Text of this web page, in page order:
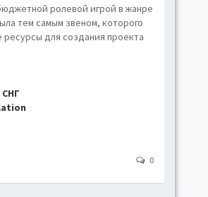
ролевой игрой в жанре
тем самым звеном, которого
ресурсы для создания проекта
0